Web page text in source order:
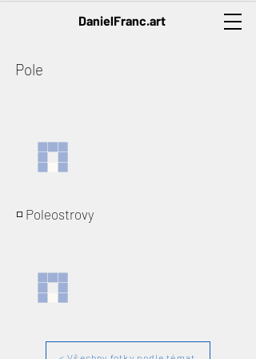
DanielFranc.art
Pole
◽️ Poleostrovy